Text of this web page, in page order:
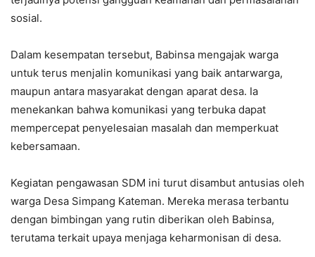
sosial.
Dalam kesempatan tersebut, Babinsa mengajak warga
untuk terus menjalin komunikasi yang baik antarwarga,
maupun antara masyarakat dengan aparat desa. Ia
menekankan bahwa komunikasi yang terbuka dapat
mempercepat penyelesaian masalah dan memperkuat
kebersamaan.
Kegiatan pengawasan SDM ini turut disambut antusias oleh
warga Desa Simpang Kateman. Mereka merasa terbantu
dengan bimbingan yang rutin diberikan oleh Babinsa,
terutama terkait upaya menjaga keharmonisan di desa.